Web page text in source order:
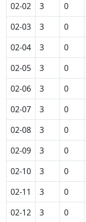
02-02
3 0
02-03
3 0
02-04
3 0
02-05
3 0
02-06
3 0
02-07
3 0
02-08
3 0
02-09
3 0
02-10
3 0
02-11
3 0
02-12
3 0